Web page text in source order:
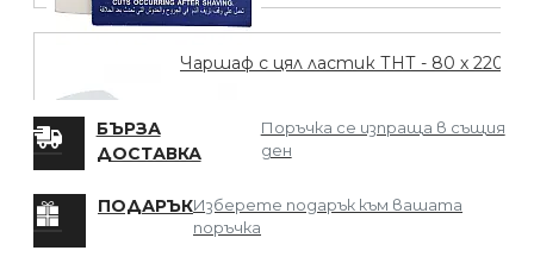
Чаршаф с цял ластик ТНТ - 80 х 220
БЪРЗА
ДОСТАВКА
Поръчка се изпраща в същия
ден
ПОДАРЪКИзберете подарък към вашата
поръчка